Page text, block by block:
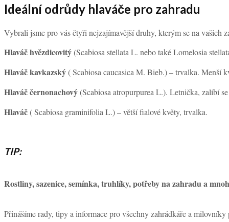
Ideální odrůdy hlaváče pro zahradu
Vybrali jsme pro vás čtyři nejzajímavější druhy, kterým se na vašich
Hlaváč hvězdicovitý(Scabiosa stellata L. nebo také Lomelosia
Hlaváč kavkazský( Scabiosa caucasica M. Bieb.) – trvalka. Menší
Hlaváč černonachový(Scabiosa atropurpurea L.). Letnička, zalíbí
Hlaváč( Scabiosa graminifolia L.) – větší fialové květy, trvalka.
TIP:
Rostliny, sazenice, semínka, truhlíky, potřeby na zahradu a
Přinášíme rady, tipy a informace pro všechny zahrádkáře a milovníky